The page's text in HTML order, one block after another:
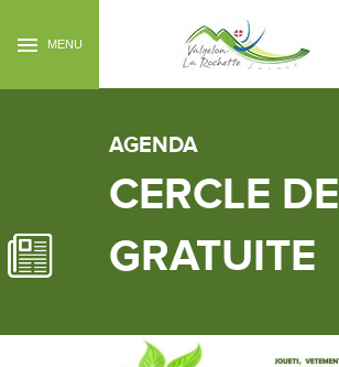
MENU
AGENDA
CERCLE DE
GRATUITE